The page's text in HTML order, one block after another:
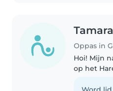
Tamara
Oppas in
Hoi! Mijn
op het